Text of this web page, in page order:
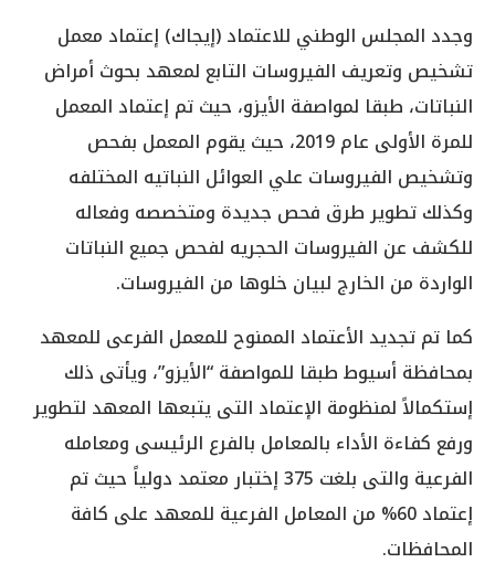
وجدد المجلس الوطني للاعتماد (إيجاك) إعتماد معمل
تشخيص وتعريف الفيروسات التابع لمعهد بحوث أمراض
النباتات، طبقا لمواصفة الأيزو، حيث تم إعتماد المعمل
للمرة الأولى عام 2019، حيث يقوم المعمل بفحص
وتشخيص الفيروسات علي العوائل النباتيه المختلفه
وكذلك تطوير طرق فحص جديدة ومتخصصه وفعاله
للكشف عن الفيروسات الحجريه لفحص جميع النباتات
الواردة من الخارج لبيان خلوها من الفيروسات.
كما تم تجديد الأعتماد الممنوح للمعمل الفرعى للمعهد
بمحافظة أسيوط طبقا للمواصفة “الأيزو”، ويأتى ذلك
إستكمالاً لمنظومة الإعتماد التى يتبعها المعهد لتطوير
ورفع كفاءة الأداء بالمعامل بالفرع الرئيسى ومعامله
الفرعية والتى بلغت 375 إختبار معتمد دولياً حيث تم
إعتماد 60% من المعامل الفرعية للمعهد على كافة
المحافظات.